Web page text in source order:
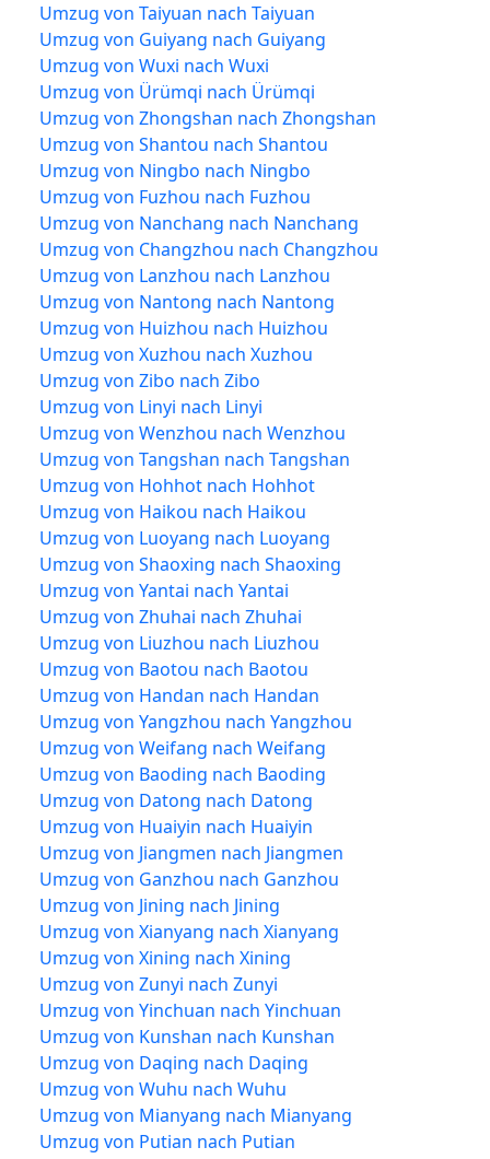
Umzug von Taiyuan nach Taiyuan
Umzug von Guiyang nach Guiyang
Umzug von Wuxi nach Wuxi
Umzug von Ürümqi nach Ürümqi
Umzug von Zhongshan nach Zhongshan
Umzug von Shantou nach Shantou
Umzug von Ningbo nach Ningbo
Umzug von Fuzhou nach Fuzhou
Umzug von Nanchang nach Nanchang
Umzug von Changzhou nach Changzhou
Umzug von Lanzhou nach Lanzhou
Umzug von Nantong nach Nantong
Umzug von Huizhou nach Huizhou
Umzug von Xuzhou nach Xuzhou
Umzug von Zibo nach Zibo
Umzug von Linyi nach Linyi
Umzug von Wenzhou nach Wenzhou
Umzug von Tangshan nach Tangshan
Umzug von Hohhot nach Hohhot
Umzug von Haikou nach Haikou
Umzug von Luoyang nach Luoyang
Umzug von Shaoxing nach Shaoxing
Umzug von Yantai nach Yantai
Umzug von Zhuhai nach Zhuhai
Umzug von Liuzhou nach Liuzhou
Umzug von Baotou nach Baotou
Umzug von Handan nach Handan
Umzug von Yangzhou nach Yangzhou
Umzug von Weifang nach Weifang
Umzug von Baoding nach Baoding
Umzug von Datong nach Datong
Umzug von Huaiyin nach Huaiyin
Umzug von Jiangmen nach Jiangmen
Umzug von Ganzhou nach Ganzhou
Umzug von Jining nach Jining
Umzug von Xianyang nach Xianyang
Umzug von Xining nach Xining
Umzug von Zunyi nach Zunyi
Umzug von Yinchuan nach Yinchuan
Umzug von Kunshan nach Kunshan
Umzug von Daqing nach Daqing
Umzug von Wuhu nach Wuhu
Umzug von Mianyang nach Mianyang
Umzug von Putian nach Putian